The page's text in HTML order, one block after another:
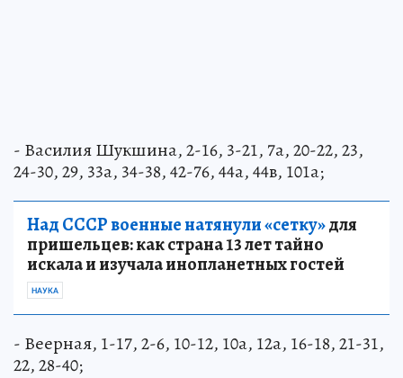
- Василия Шукшина, 2-16, 3-21, 7а, 20-22, 23,
24-30, 29, 33а, 34-38, 42-76, 44а, 44в, 101а;
Над СССР военные натянули «сетку»для
пришельцев: как страна 13 лет тайно
искала и изучала инопланетных гостей
НАУКА
- Веерная, 1-17, 2-6, 10-12, 10а, 12а, 16-18, 21-31,
22, 28-40;